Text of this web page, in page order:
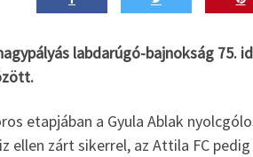
labdarúgó-bajnokság 75.
etapjában a Gyula Ablak
ellen zárt sikerrel, az Attila FC